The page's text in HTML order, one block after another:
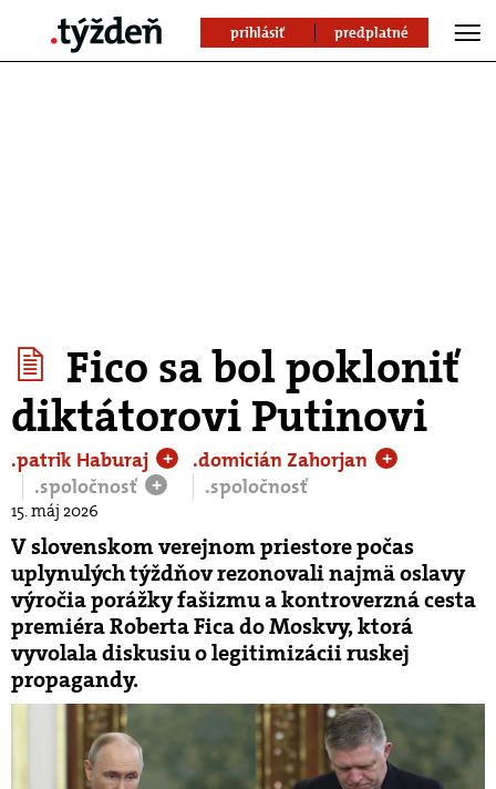
prihlásiť predplatné
Fico sa bol pokloniť
diktátorovi Putinovi
.patrik Haburaj + .domicián Zahorjan +
.spoločnosť + .spoločnosť
15. máj 2026
V slovenskom verejnom priestore počas
uplynulých týždňov rezonovali najmä oslavy
výročia porážky fašizmu a kontroverzná cesta
premiéra Roberta Fica do Moskvy, ktorá
vyvolala diskusiu o legitimizácii ruskej
propagandy.